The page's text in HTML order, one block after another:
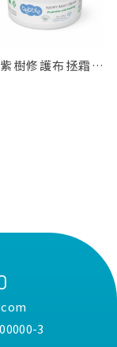
貝朵皇家紫樹修護布拯霜60ml
3